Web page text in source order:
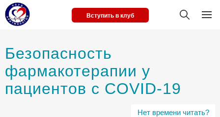
Вступить в клуб
Безопасность
фармакотерапии у
пациентов с COVID-19
Нет времени читать?